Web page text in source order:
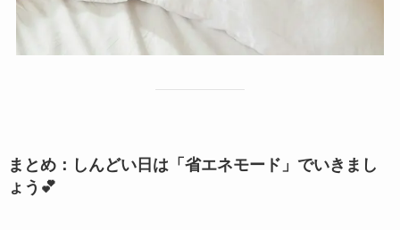
まとめ：しんどい日は「省エネモード」でいきまし
ょう💕